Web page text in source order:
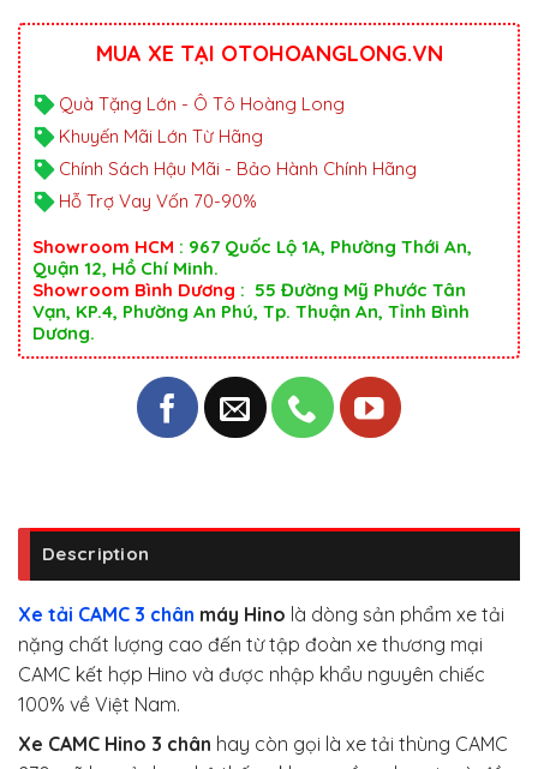
MUA XE TẠI OTOHOANGLONG.VN
Quà Tặng Lớn - Ô Tô Hoàng Long
Khuyến Mãi Lớn Từ Hãng
Chính Sách Hậu Mãi - Bảo Hành Chính Hãng
Hỗ Trợ Vay Vốn 70-90%
Showroom HCM : 967 Quốc Lộ 1A, Phường Thới An,
Quận 12, Hồ Chí Minh.
Showroom Bình Dương : 55 Đường Mỹ Phước Tân
Vạn, KP.4, Phường An Phú, Tp. Thuận An, Tỉnh Bình
Dương.
Description
Xe tải CAMC 3 chân máy Hino là dòng sản phẩm xe tải
nặng chất lượng cao đến từ tập đoàn xe thương mại
CAMC kết hợp Hino và được nhập khẩu nguyên chiếc
100% về Việt Nam.
Xe CAMC Hino 3 chân hay còn gọi là xe tải thùng CAMC